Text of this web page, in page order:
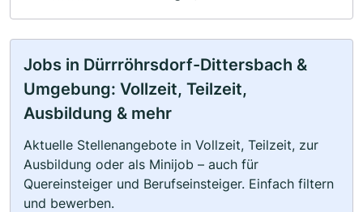
Jobs in Dürrröhrsdorf-Dittersbach &
Umgebung: Vollzeit, Teilzeit,
Ausbildung & mehr
Aktuelle Stellenangebote in Vollzeit, Teilzeit, zur
Ausbildung oder als Minijob – auch für
Quereinsteiger und Berufseinsteiger. Einfach filtern
und bewerben.